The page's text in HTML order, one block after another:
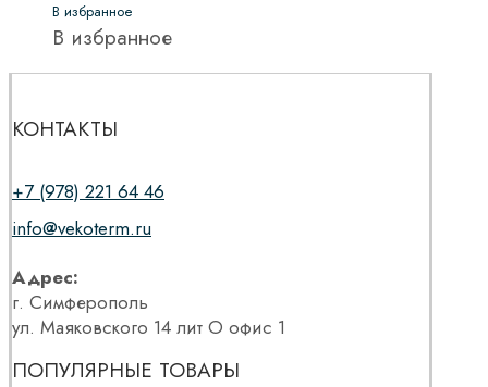
В избранное
В избранное
КОНТАКТЫ
+7 (978) 221 64 46
info@vekoterm.ru
Адрес:
г. Симферополь
ул. Маяковского 14 лит О офис 1
ПОПУЛЯРНЫЕ ТОВАРЫ